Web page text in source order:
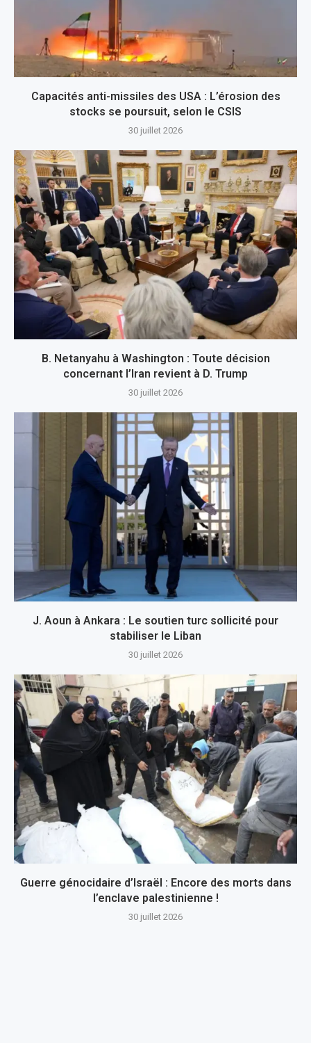
Capacités anti-missiles des USA : L’érosion des
stocks se poursuit, selon le CSIS
30 juillet 2026
B. Netanyahu à Washington : Toute décision
concernant l’Iran revient à D. Trump
30 juillet 2026
J. Aoun à Ankara : Le soutien turc sollicité pour
stabiliser le Liban
30 juillet 2026
Guerre génocidaire d’Israël : Encore des morts dans
l’enclave palestinienne !
30 juillet 2026